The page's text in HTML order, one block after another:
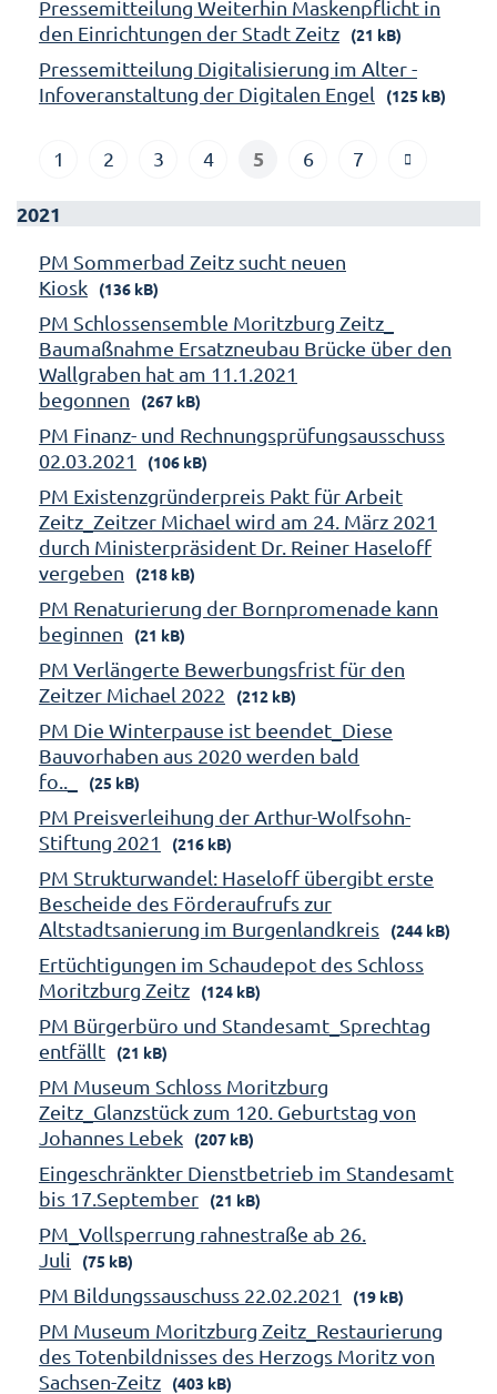
Pressemitteilung Weiterhin Maskenpflicht in
den Einrichtungen der Stadt Zeitz
(21 kB)
Pressemitteilung Digitalisierung im Alter -
Infoveranstaltung der Digitalen Engel
(125 kB)
1 2 3 4 5 6 7
2021
PM Sommerbad Zeitz sucht neuen
Kiosk
(136 kB)
PM Schlossensemble Moritzburg Zeitz_
Baumaßnahme Ersatzneubau Brücke über den
Wallgraben hat am 11.1.2021
begonnen
(267 kB)
PM Finanz- und Rechnungsprüfungsausschuss
02.03.2021
(106 kB)
PM Existenzgründerpreis Pakt für Arbeit
Zeitz_Zeitzer Michael wird am 24. März 2021
durch Ministerpräsident Dr. Reiner Haseloff
vergeben
(218 kB)
PM Renaturierung der Bornpromenade kann
beginnen
(21 kB)
PM Verlängerte Bewerbungsfrist für den
Zeitzer Michael 2022
(212 kB)
PM Die Winterpause ist beendet_Diese
Bauvorhaben aus 2020 werden bald
fo.._
(25 kB)
PM Preisverleihung der Arthur-Wolfsohn-
Stiftung 2021
(216 kB)
PM Strukturwandel: Haseloff übergibt erste
Bescheide des Förderaufrufs zur
Altstadtsanierung im Burgenlandkreis
(244 kB)
Ertüchtigungen im Schaudepot des Schloss
Moritzburg Zeitz
(124 kB)
PM Bürgerbüro und Standesamt_Sprechtag
entfällt
(21 kB)
PM Museum Schloss Moritzburg
Zeitz_Glanzstück zum 120. Geburtstag von
Johannes Lebek
(207 kB)
Eingeschränkter Dienstbetrieb im Standesamt
bis 17.September
(21 kB)
PM_Vollsperrung rahnestraße ab 26.
Juli
(75 kB)
PM Bildungssauschuss 22.02.2021 (19 kB)
PM Museum Moritzburg Zeitz_Restaurierung
des Totenbildnisses des Herzogs Moritz von
Sachsen-Zeitz
(403 kB)